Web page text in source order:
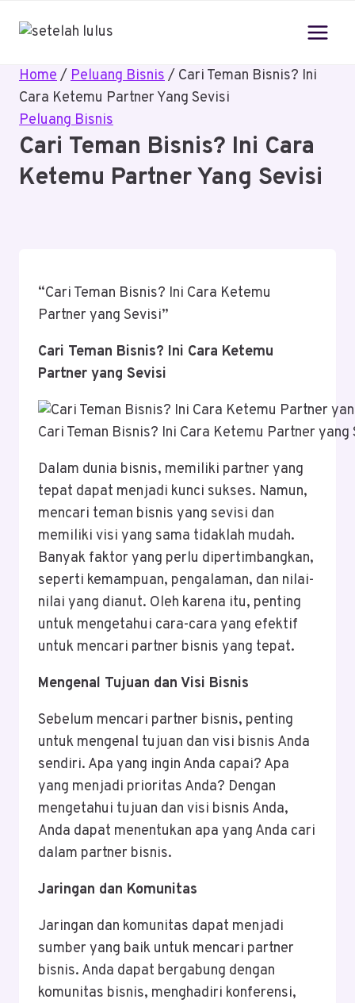
Home/ Peluang Bisnis/ Cari Teman Bisnis? Ini
Cara Ketemu Partner Yang Sevisi
Peluang Bisnis
Cari Teman Bisnis? Ini Cara
Ketemu Partner Yang Sevisi
“Cari Teman Bisnis? Ini Cara Ketemu
Partner yang Sevisi”
Cari Teman Bisnis? Ini Cara Ketemu
Partner yang Sevisi
Cari Teman Bisnis? Ini Cara Ketemu Partner yang
Dalam dunia bisnis, memiliki partner yang
tepat dapat menjadi kunci sukses. Namun,
mencari teman bisnis yang sevisi dan
memiliki visi yang sama tidaklah mudah.
Banyak faktor yang perlu dipertimbangkan,
seperti kemampuan, pengalaman, dan nilai-
nilai yang dianut. Oleh karena itu, penting
untuk mengetahui cara-cara yang efektif
untuk mencari partner bisnis yang tepat.
Mengenal Tujuan dan Visi Bisnis
Sebelum mencari partner bisnis, penting
untuk mengenal tujuan dan visi bisnis Anda
sendiri. Apa yang ingin Anda capai? Apa
yang menjadi prioritas Anda? Dengan
mengetahui tujuan dan visi bisnis Anda,
Anda dapat menentukan apa yang Anda cari
dalam partner bisnis.
Jaringan dan Komunitas
Jaringan dan komunitas dapat menjadi
sumber yang baik untuk mencari partner
bisnis. Anda dapat bergabung dengan
komunitas bisnis, menghadiri konferensi,